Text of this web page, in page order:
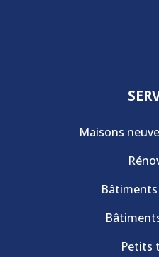
Maisons
Petits